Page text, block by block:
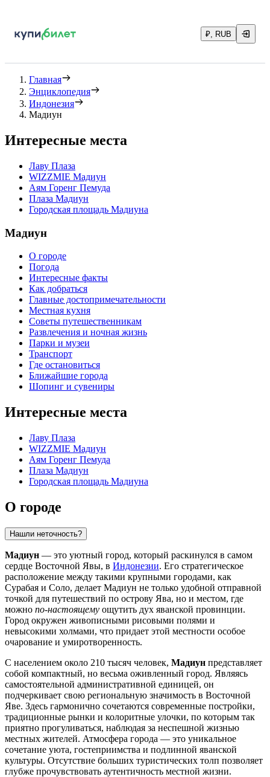
₽, RUB
Главная
Энциклопедия
Индонезия
Мадиун
Интересные места
Лаву Плаза
WIZZMIE Мадиун
Аям Горенг Пемуда
Плаза Мадиун
Городская площадь Мадиуна
Мадиун
О городе
Погода
Интересные факты
Как добраться
Главные достопримечательности
Местная кухня
Советы путешественникам
Развлечения и ночная жизнь
Парки и музеи
Транспорт
Где остановиться
Ближайшие города
Шопинг и сувениры
Интересные места
Лаву Плаза
WIZZMIE Мадиун
Аям Горенг Пемуда
Плаза Мадиун
Городская площадь Мадиуна
О городе
Нашли неточность?
Мадиун — это уютный город, который раскинулся в самом
сердце Восточной Явы, в Индонезии. Его стратегическое
расположение между такими крупными городами, как
Сурабая и Соло, делает Мадиун не только удобной отправной
точкой для путешествий по острову Ява, но и местом, где
можно по-настоящему ощутить дух яванской провинции.
Город окружен живописными рисовыми полями и
невысокими холмами, что придает этой местности особое
очарование и умиротворенность.
С населением около 210 тысяч человек, Мадиун представляет
собой компактный, но весьма оживленный город. Являясь
самостоятельной административной единицей, он
подчеркивает свою региональную значимость в Восточной
Яве. Здесь гармонично сочетаются современные постройки,
традиционные рынки и колоритные улочки, по которым так
приятно прогуливаться, наблюдая за неспешной жизнью
местных жителей. Атмосфера города — это уникальное
сочетание уюта, гостеприимства и подлинной яванской
культуры. Отсутствие больших туристических толп позволяет
глубже прочувствовать аутентичность местной жизни.